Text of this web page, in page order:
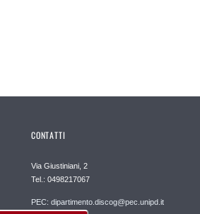
CONTATTI
Via Giustiniani, 2
Tel.: 0498217067
PEC: dipartimento.discog@pec.unipd.it